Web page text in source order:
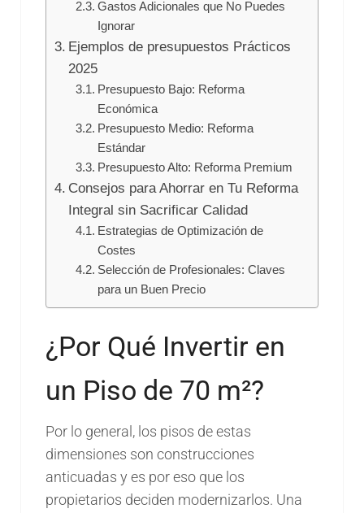
Gastos Adicionales que No Puedes
Ignorar
Ejemplos de presupuestos Prácticos
2025
Presupuesto Bajo: Reforma
Económica
Presupuesto Medio: Reforma
Estándar
Presupuesto Alto: Reforma Premium
Consejos para Ahorrar en Tu Reforma
Integral sin Sacrificar Calidad
Estrategias de Optimización de
Costes
Selección de Profesionales: Claves
para un Buen Precio
¿Por Qué Invertir en
un Piso de 70 m²?
Por lo general, los pisos de estas
dimensiones son construcciones
anticuadas y es por eso que los
propietarios deciden modernizarlos. Una